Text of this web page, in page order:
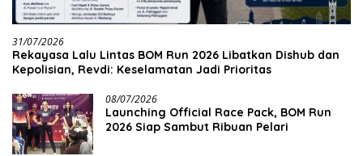
31/07/2026
Rekayasa Lalu Lintas BOM Run 2026 Libatkan Dishub dan
Kepolisian, Revdi: Keselamatan Jadi Prioritas
08/07/2026
Launching Official Race Pack, BOM Run
2026 Siap Sambut Ribuan Pelari